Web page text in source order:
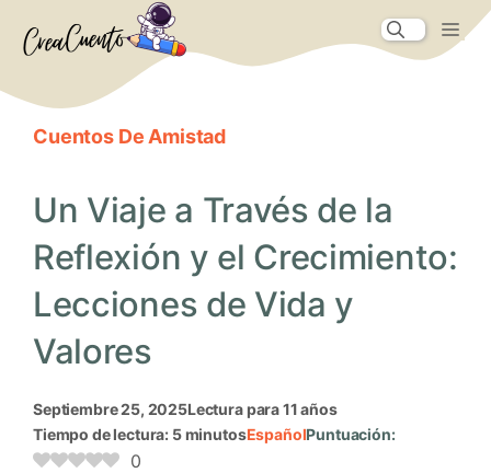
Cuentos De Amistad
Un Viaje a Través de la
Reflexión y el Crecimiento:
Lecciones de Vida y
Valores
septiembre 25, 2025Lectura para 11 años
Tiempo de lectura: 5 minutosEspañolPuntuación:
0